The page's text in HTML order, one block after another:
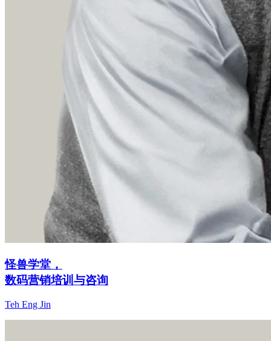
怪兽学堂，
数码营销培训与咨询
Teh Eng Jin